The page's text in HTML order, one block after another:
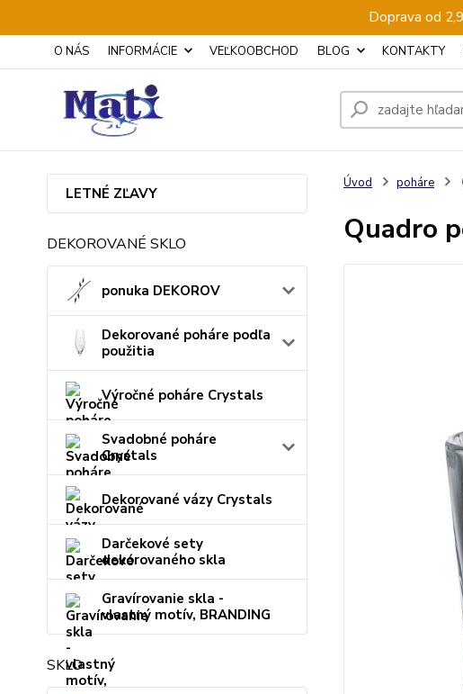
Doprava od
O NÁS INFORMÁCIE VEĽKOOBCHOD BLOG KONTAKTY
LETNÉ ZĽAVY
DEKOROVANÉ SKLO
ponuka DEKOROV
Dekorované poháre podľa
použitia
Výročné poháre Crystals
Svadobné poháre
Crystals
Dekorované vázy Crystals
Darčekové sety
dekorovaného skla
Gravírovanie skla -
vlastný motív, BRANDING
SKLO
Úvod poháre
Quadro